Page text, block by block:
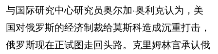
与国际研究中心研究员奥尔加·奥利克认为，美
国对俄罗斯的经济制裁给莫斯科造成沉重打击，
俄罗斯现在正试图走回头路。克里姆林宫承认俄